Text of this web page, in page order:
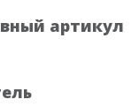
артикул